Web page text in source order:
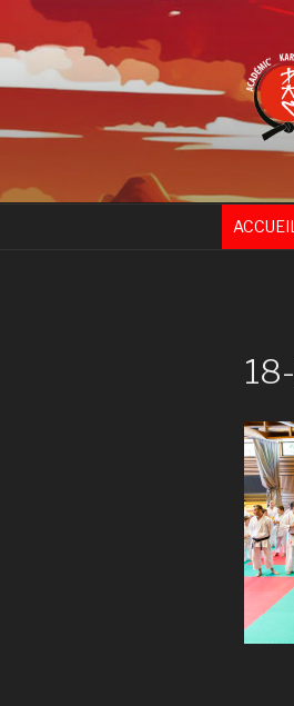
Skip
to
content
ACCUEIL